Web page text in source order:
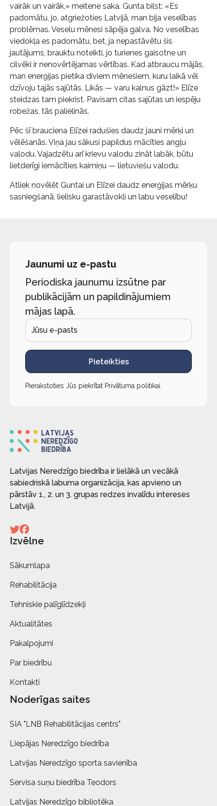
vairāk un vairāk,» meitene saka. Gunta bilst: «Es
padomātu, jo, atgriežoties Latvijā, man bija veselības
problēmas. Veselu mēnesi sāpēja galva. No veselības
viedokļa es padomātu, bet, ja nepastāvētu šis
jautājums, brauktu noteikti, jo turienes gaisotne un
cilvēki ir nenovērtējamas vērtības. Kad atbraucu mājās,
man enerģijas pietika diviem mēnešiem, kuru laikā vēl
dzīvoju tajās sajūtās. Likās — varu kalnus gāzt!» Elīze
steidzas tam piekrist. Pavisam citas sajūtas un iespēju
robežas, tās palielinās.
Pēc šī brauciena Elīzei radušies daudz jauni mērķi un
vēlēšanās. Viņa jau sākusi papildus mācīties angļu
valodu. Vajadzētu arī krievu valodu zināt labāk, būtu
lietderīgi iemācīties kaimiņu — lietuviešu valodu.
Atliek novēlēt Guntai un Elīzei daudz enerģijas mērķu
sasniegšanā, lielisku garastāvokli un labu veselību!
Jaunumi uz e-pastu
Periodiska jaunumu izsūtne par
publikācijām un papildinājumiem
mājas lapā.
Pieteikties
Pierakstoties Jūs piekrītat Privātuma politikai
Latvijas Neredzīgo biedrība ir lielākā un vecākā
sabiedriskā labuma organizācija, kas apvieno un
pārstāv 1., 2. un 3. grupas redzes invalīdu intereses
Latvijā.
Izvēlne
Sākumlapa
Rehabilitācija
Tehniskie palīglīdzekļi
Aktualitātes
Pakalpojumi
Par biedrību
Kontakti
Noderīgas saites
SIA "LNB Rehabilitācijas centrs"
Liepājas Neredzīgo biedrība
Latvijas Neredzīgo sporta savienība
Servisa suņu biedrība Teodors
Latvijas Neredzīgo bibliotēka